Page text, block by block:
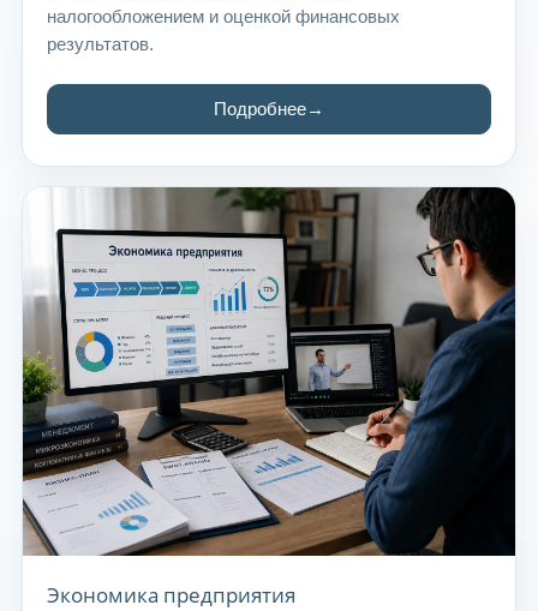
налогообложением и оценкой финансовых
результатов.
Подробнее
Экономика предприятия